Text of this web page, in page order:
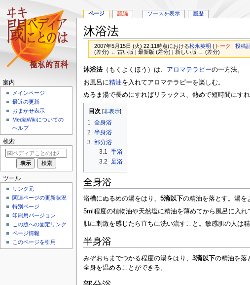
沐浴法
2007年5月15日 (火) 22:11時点における松永英明 (トーク | 投稿
(差分) ← 古い版 | 最新版 (差分) | 新しい版 → (差分)
ナ
ビ
ー
ン
に
移
検
索
移
沐浴法（もくよくほう）は、 アロマテラピーの一方法。
お風呂に精油を入れてアロマテラピーを楽しむ。
ぬるま湯で長めにすればリラックス、熱めで短時間にす
目次
1 全身浴
2 半身浴
3 部分浴
3.1 手浴
3.2
足浴
全身浴
浴槽にぬるめの湯をはり、 5滴以下の精油を落とす。湯を
5ml程度の植物油や天然塩に精油を薄めてから風呂に入れ
肌に刺激を感じたら直ちに洗い流すこと。敏感肌の人は精
半身浴
みぞおちまでつかる程度の湯をはり、 3滴以下の精油を落
全身を温めることができる。
ページ 議論 ソースを表示 履歴
案内
メインページ
最近の更新
おまかせ表示
MediaWikiについての
ヘルプ
検索
ツール
リンク元
関連ページの更新状況
特別ページ
印刷用バージョン
この版への固定リンク
ページ情報
このページを引用